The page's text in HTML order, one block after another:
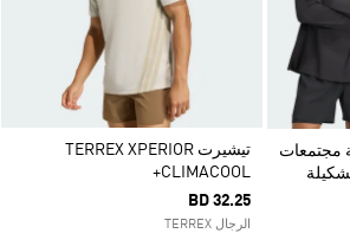
مجتمعات
تيشيرت TERREX XPERIOR
CLIMACOOL+
BD 32.25
الرجال TERREX